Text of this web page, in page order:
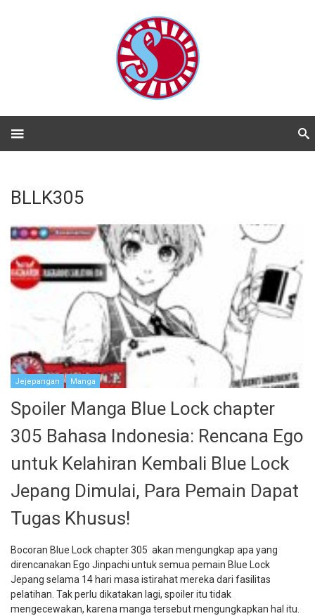
BLLK305
Jejepangan Manga
Spoiler Manga Blue Lock chapter
305 Bahasa Indonesia: Rencana Ego
untuk Kelahiran Kembali Blue Lock
Jepang Dimulai, Para Pemain Dapat
Tugas Khusus!
Bocoran Blue Lock chapter 305 akan mengungkap apa yang
direncanakan Ego Jinpachi untuk semua pemain Blue Lock
Jepang selama 14 hari masa istirahat mereka dari fasilitas
pelatihan. Tak perlu dikatakan lagi, spoiler itu tidak
mengecewakan, karena manga tersebut mengungkapkan hal itu.